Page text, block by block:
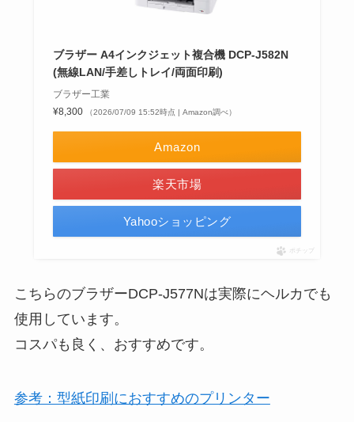
ブラザー A4インクジェット複合機 DCP-J582N
(無線LAN/手差しトレイ/両面印刷)
ブラザー工業
¥8,300
（2026/07/09 15:52時点 | Amazon調べ）
Amazon
楽天市場
Yahooショッピング
ポチップ
こちらのブラザーDCP-J577Nは実際にヘルカでも
使用しています。
コスパも良く、おすすめです。
参考：型紙印刷におすすめのプリンター